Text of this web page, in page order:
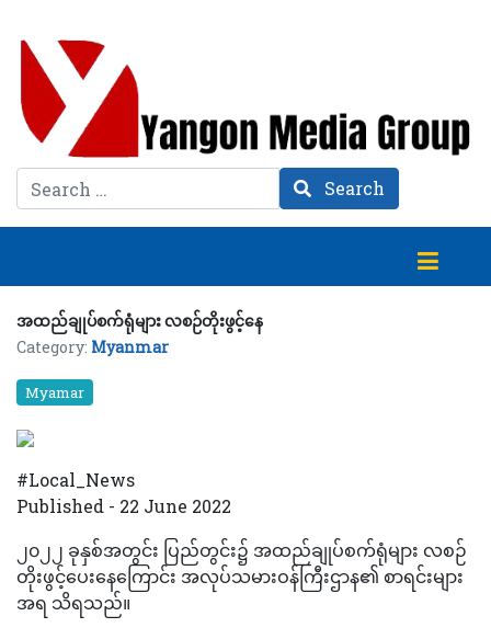
Search Search
အထည်ချုပ်စက်ရုံများ လစဉ်တိုးဖွင့်နေ
Category: Myanmar
Myamar
#Local_News
Published - 22 June 2022
၂၀၂၂ ခုနှစ်အတွင်း ပြည်တွင်း၌ အထည်ချုပ်စက်ရုံများ လစဉ်
တိုးဖွင့်ပေးနေကြောင်း အလုပ်သမားဝန်ကြီးဌာန၏ စာရင်းများ
အရ သိရသည်။